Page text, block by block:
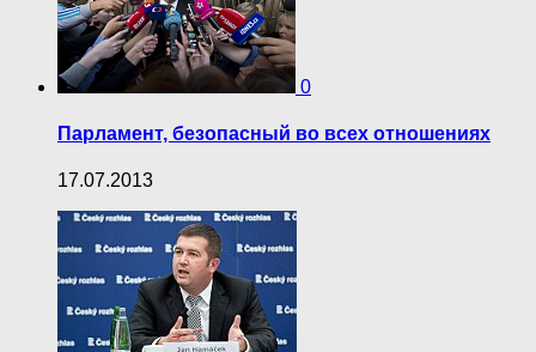
0
Парламент, безопасный во всех отношениях
17.07.2013